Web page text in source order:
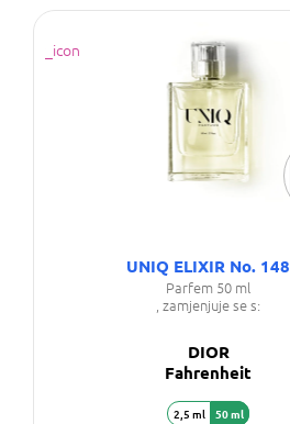
UNIQ ELIXIR No. 148
Parfem 50 ml
, zamjenjuje se s:
DIOR
Fahrenheit
2,5 ml 50 ml